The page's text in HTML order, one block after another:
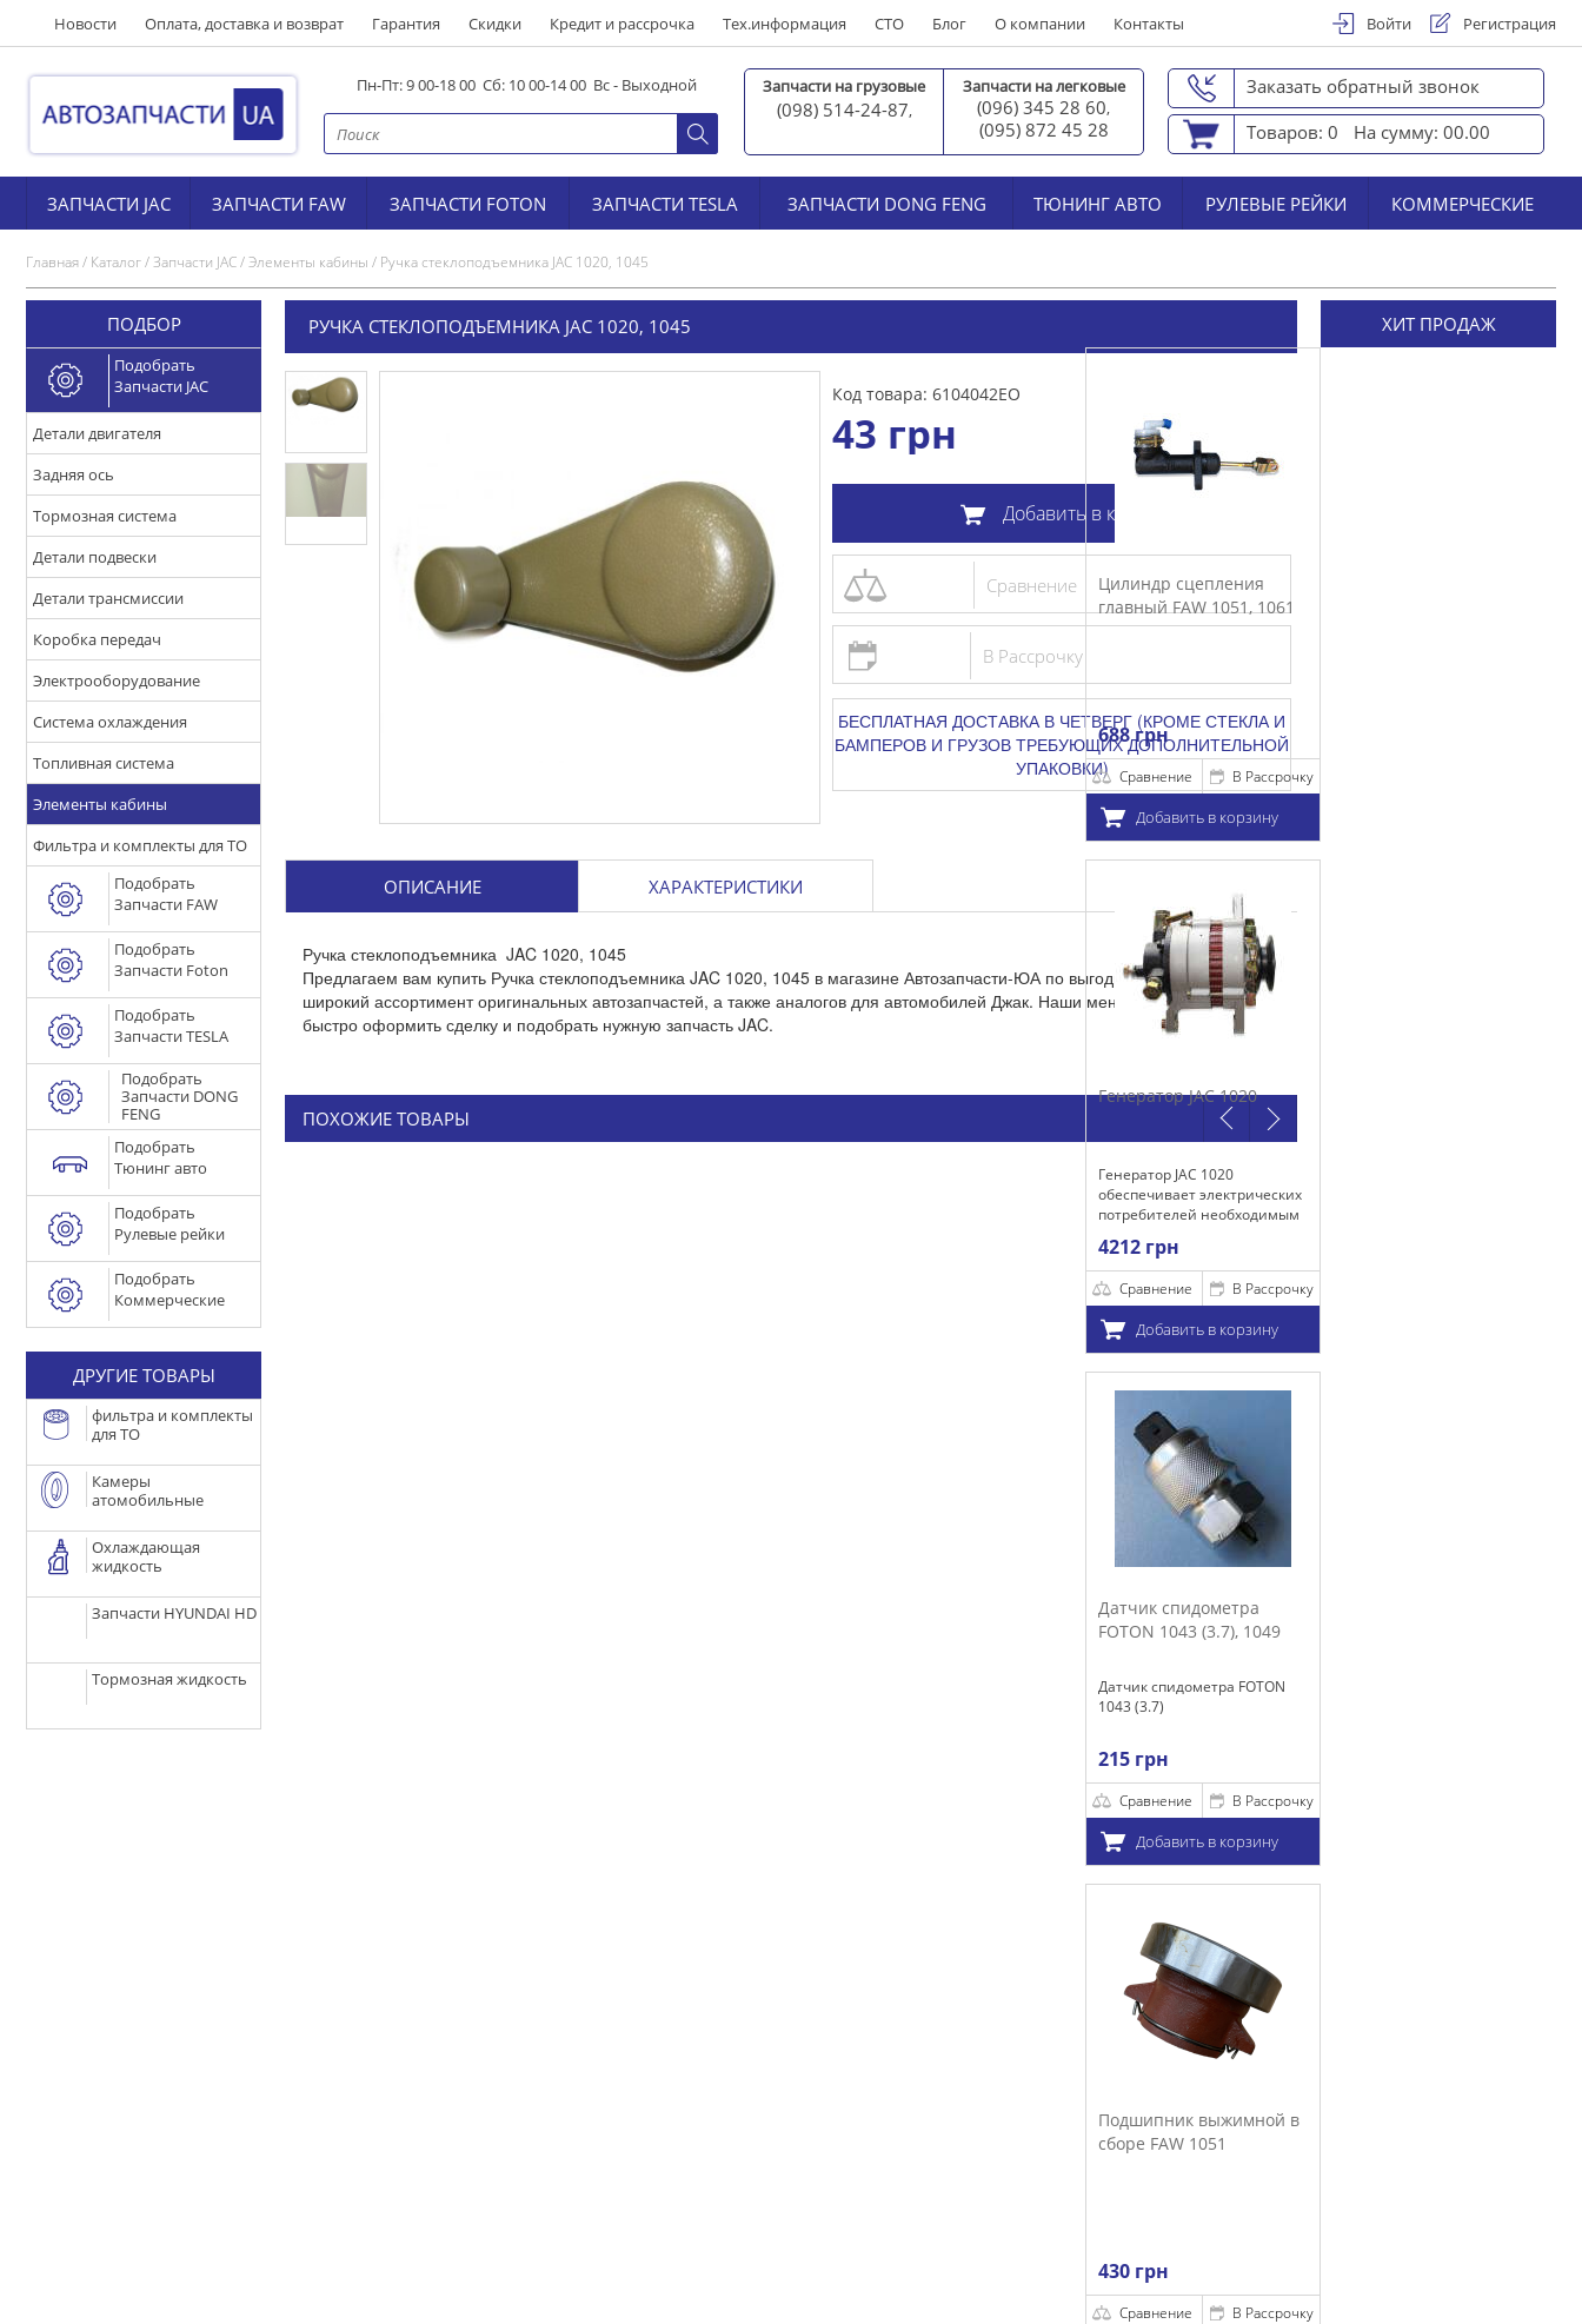
Новости Оплата, доставка и возврат Гарантия Скидки Кредит и рассрочка Тех.информация СТО Блог О компании Контакты Войти Регистрация
Пн-Пт: 9 00-18 00 Сб: 10 00-14 00 Вс - Выходной Запчасти на грузовые
(098) 514-24-87,
Запчасти на легковые
(096) 345 28 60,
(095) 872 45 28
Заказать обратный звонок
Товаров: 0
На сумму: 00.00
ЗАПЧАСТИ JAC ЗАПЧАСТИ FAW ЗАПЧАСТИ FOTON ЗАПЧАСТИ TESLA ЗАПЧАСТИ DONG FENG ТЮНИНГ АВТО РУЛЕВЫЕ РЕЙКИ КОММЕРЧЕСКИЕ
Главная/ Каталог/Запчасти JAC/Элементы кабины / Ручка стеклоподъемника JAC 1020, 1045
ПОДБОР
Подобрать
Запчасти JAC
Детали двигателя
Задняя ось
Тормозная система
Детали подвески
Детали трансмиссии
Коробка передач
Электрооборудование
Система охлаждения
Топливная система
Элементы кабины
Фильтра и комплекты для ТО
Подобрать
Запчасти FAW
Подобрать
Запчасти Foton
Подобрать
Запчасти TESLA
Подобрать
Запчасти DONG
FENG
Подобрать
Тюнинг авто
Подобрать
Рулевые рейки
Подобрать
Коммерческие
ДРУГИЕ ТОВАРЫ
фильтра и комплекты
для ТО
Камеры
атомобильные
Охлаждающая
жидкость
Запчасти HYUNDAI HD
Тормозная жидкость
РУЧКА СТЕКЛОПОДЪЕМНИКА JAC 1020, 1045
Код товара: 6104042ЕО
43 грн
Добавить в корзину
Сравнение
В Рассрочку
БЕСПЛАТНАЯ ДОСТАВКА В ЧЕТВЕРГ (КРОМЕ СТЕКЛА И
БАМПЕРОВ И ГРУЗОВ ТРЕБУЮЩИХ ДОПОЛНИТЕЛЬНОЙ
УПАКОВКИ)
ОПИСАНИЕ ХАРАКТЕРИСТИКИ
Ручка стеклоподъемника JAC 1020, 1045
Предлагаем вам купить Ручка стеклоподъемника JAC 1020, 1045 в магазине Автозапчасти-ЮА по выгодной цене. У нас
широкий ассортимент оригинальных автозапчастей, а также аналогов для автомобилей Джак. Наши менеджеры помогут вам
быстро оформить сделку и подобрать нужную запчасть JAC.
ПОХОЖИЕ ТОВАРЫ
ХИТ ПРОДАЖ
Цилиндр сцепления
главный FAW 1051, 1061
688 грн
Сравнение В Рассрочку
Добавить в корзину
Генератор JAC 1020
Генератор JAC 1020
обеспечивает электрических
потребителей необходимым
стабильной их работы, а
также зарядки акумулятора.
4212 грн
Сравнение В Рассрочку
Добавить в корзину
Датчик спидометра
FOTON 1043 (3.7), 1049
Датчик спидометра FOTON
1043 (3.7)
215 грн
Сравнение В Рассрочку
Добавить в корзину
Подшипник выжимной в
сборе FAW 1051
430 грн
Сравнение В Рассрочку